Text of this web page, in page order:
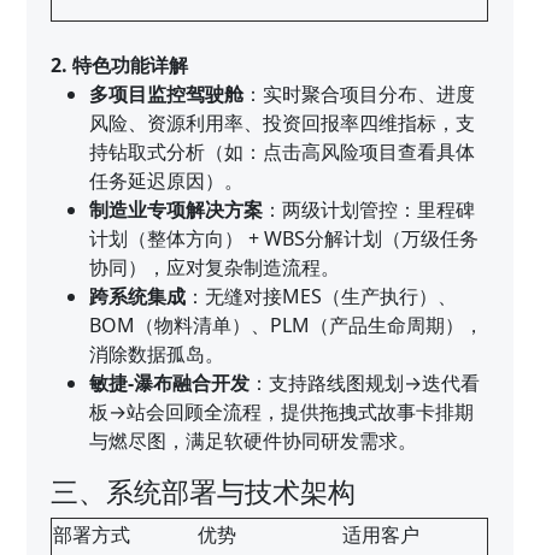
2. 特色功能详解
多项目监控驾驶舱：实时聚合项目分布、进度
风险、资源利用率、投资回报率四维指标，支
持钻取式分析（如：点击高风险项目查看具体
任务延迟原因）。
制造业专项解决方案 ：两级计划管控：里程碑
计划（整体方向） + WBS分解计划（万级任务
协同），应对复杂制造流程。
跨系统集成 ：无缝对接MES（生产执行）、
BOM（物料清单）、PLM（产品生命周期），
消除数据孤岛。
敏捷-瀑布融合开发 ：支持路线图规划→迭代看
板→站会回顾全流程，提供拖拽式故事卡排期
与燃尽图，满足软硬件协同研发需求。
三、系统部署与技术架构
部署方式 优势 适用客户